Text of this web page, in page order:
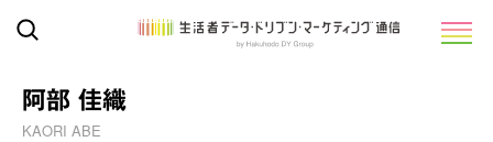
阿部 佳織
KAORI ABE